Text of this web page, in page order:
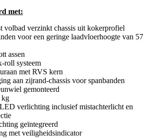
met:
volbad verzinkt chassis uit kokerprofiel
voor een geringe laadvloerhoogte van 57
assen
roll systeem
met RVS kern
aan zijrand-chassis voor spanbanden
gemonteerd
kg
verlichting inclusief mistachterlicht en
geïntegreerd
met veiligheidsindicator